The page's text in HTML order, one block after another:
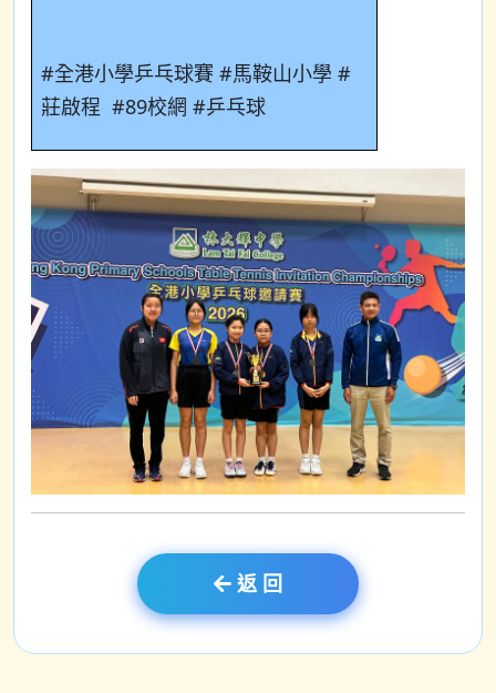
#全港小學乒乓球賽 #馬鞍山小學 #
莊啟程 #89校網 #乒乓球
返 回